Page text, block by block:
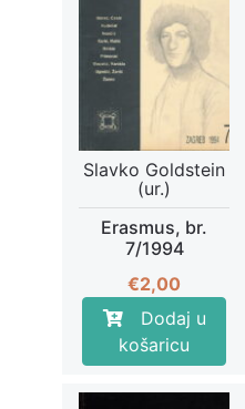
Slavko Goldstein
(ur.)
Erasmus, br.
7/1994
€2,00
Dodaj u
košaricu